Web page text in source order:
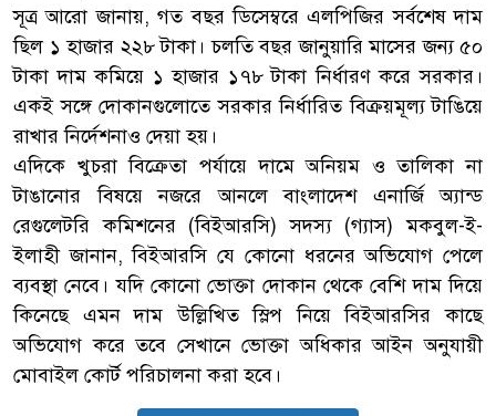
সূত্র আরো জানায়, গত বছর ডিসেম্বরে এলপিজির সর্বশেষ দাম
ছিল ১ হাজার ২২৮ টাকা। চলতি বছর জানুয়ারি মাসের জন্য ৫০
টাকা দাম কমিয়ে ১ হাজার ১৭৮ টাকা নির্ধারণ করে সরকার।
একই সঙ্গে দোকানগুলোতে সরকার নির্ধারিত বিক্রয়মূল্য টাঙিয়ে
রাখার নির্দেশনাও দেয়া হয়।
এদিকে খুচরা বিক্রেতা পর্যায়ে দামে অনিয়ম ও তালিকা না
টাঙানোর বিষয়ে নজরে আনলে বাংলাদেশ এনার্জি অ্যান্ড
রেগুলেটরি কমিশনের (বিইআরসি) সদস্য (গ্যাস) মকবুল-ই-
ইলাহী জানান, বিইআরসি যে কোনো ধরনের অভিযোগ পেলে
ব্যবস্থা নেবে। যদি কোনো ভোক্তা দোকান থেকে বেশি দাম দিয়ে
কিনেছে এমন দাম উল্লিখিত স্লিপ নিয়ে বিইআরসির কাছে
অভিযোগ করে তবে সেখানে ভোক্তা অধিকার আইন অনুযায়ী
মোবাইল কোর্ট পরিচালনা করা হবে।